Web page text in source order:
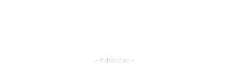
- Publicidad -